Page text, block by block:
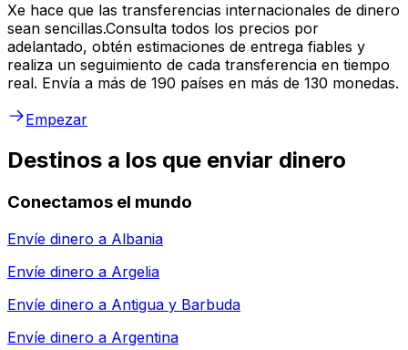
Xe hace que las transferencias internacionales de dinero
sean sencillas.Consulta todos los precios por
adelantado, obtén estimaciones de entrega fiables y
realiza un seguimiento de cada transferencia en tiempo
real. Envía a más de 190 países en más de 130 monedas.
Empezar
Destinos a los que enviar dinero
Conectamos el mundo
Envíe dinero a Albania
Envíe dinero a Argelia
Envíe dinero a Antigua y Barbuda
Envíe dinero a Argentina